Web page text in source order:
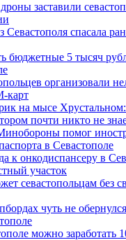
заставили
Севастополя спасала
бюджетные 5 тысяч
организовали
карт
на мысе
почти никто не
помог
в Севастополе
к онкодиспансеру в
участок
севастопольцам без
чуть не
можно заработать